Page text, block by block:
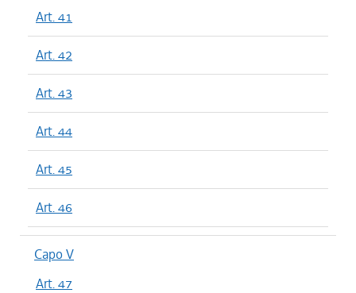
Art. 41
Art. 42
Art. 43
Art. 44
Art. 45
Art. 46
Capo V
Art. 47